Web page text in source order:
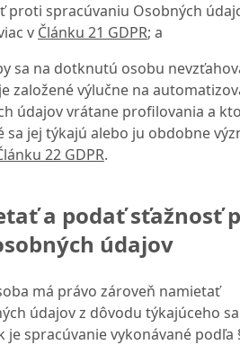
proti spracúvaniu Osobných
v Článku 21 GDPR; a
sa na dotknutú osobu
založené výlučne na
údajov vrátane profilovania a
sa jej týkajú alebo ju obdobne
22 GDPR.
a podať sťažnosť
údajov
má právo zároveň namietať
údajov z dôvodu týkajúceho
spracúvanie vykonávané podľa